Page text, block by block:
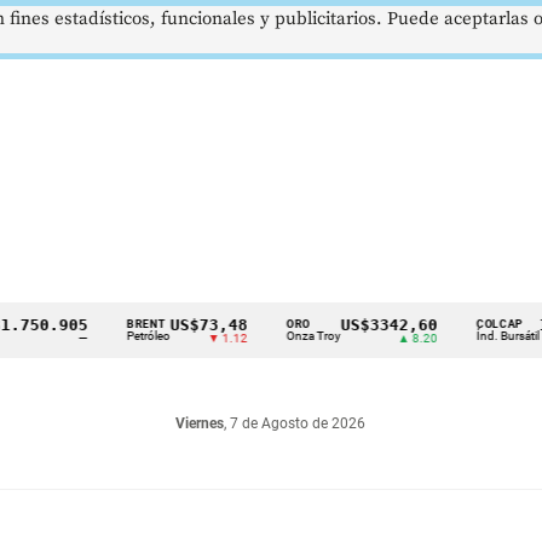
BRENT
Petróleo
US$73,48
▼ 1.12 Onza Troy
US$3342,60
▲ 8.20
COLCAP
Índ. Bursátil
Viernes, 7 de Agosto de 2026
estadísticos, funcionales y publicitarios. Puede aceptarlas